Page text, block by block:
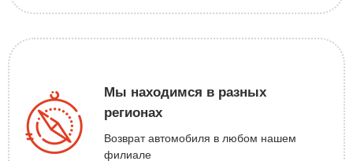
Мы находимся в разных
регионах
Возврат автомобиля в любом нашем
филиале